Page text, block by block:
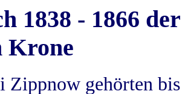
1838 - 1866
Krone
Zippnow gehörten